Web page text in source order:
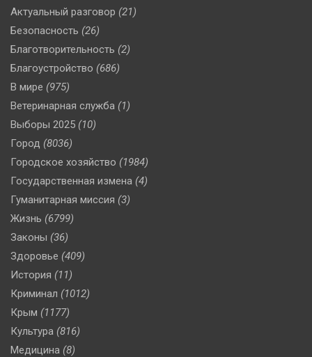
Актуальный разговор (21)
Безопасность (26)
Благотворительность (2)
Благоустройство (686)
В мире (975)
Ветеринарная служба (1)
Выборы 2025 (10)
Город (8036)
Городское хозяйство (1984)
Государственная измена (4)
Гуманитарная миссия (3)
Жизнь (6799)
Законы (36)
Здоровье (409)
История (11)
Криминал (1012)
Крым (1177)
Культура (816)
Медицина (8)